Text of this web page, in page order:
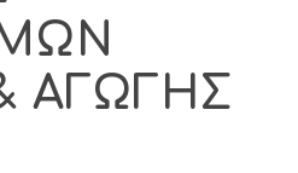
ΑΓΩΓΗΣ